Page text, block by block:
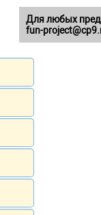
Для любых
fun-